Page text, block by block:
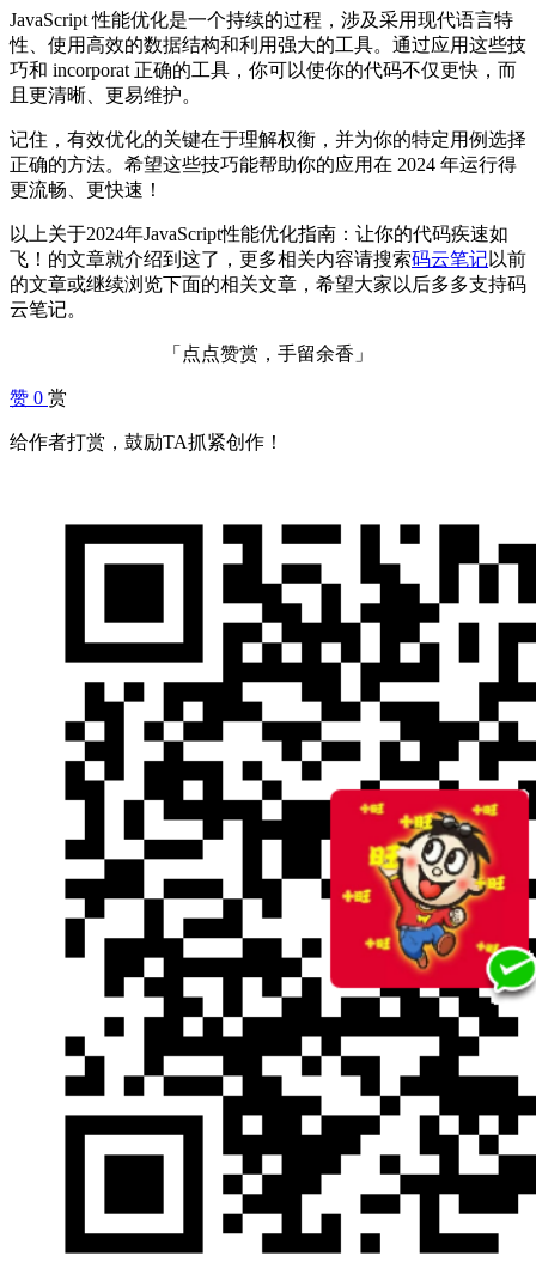
JavaScript 性能优化是一个持续的过程，涉及采用现代语言特
性、使用高效的数据结构和利用强大的工具。通过应用这些技
巧和 incorporat 正确的工具，你可以使你的代码不仅更快，而
且更清晰、更易维护。
记住，有效优化的关键在于理解权衡，并为你的特定用例选择
正确的方法。希望这些技巧能帮助你的应用在 2024 年运行得
更流畅、更快速！
以上关于2024年JavaScript性能优化指南：让你的代码疾速如
飞！的文章就介绍到这了，更多相关内容请搜索码云笔记以前
的文章或继续浏览下面的相关文章，希望大家以后多多支持码
云笔记。
「点点赞赏，手留余香」
赞 0 赏
给作者打赏，鼓励TA抓紧创作！